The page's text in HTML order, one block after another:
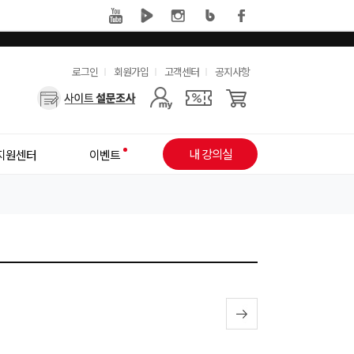
유
용
로그인 회원가입 고객센터 공지사항
사
원센터 이벤트 내 강의실